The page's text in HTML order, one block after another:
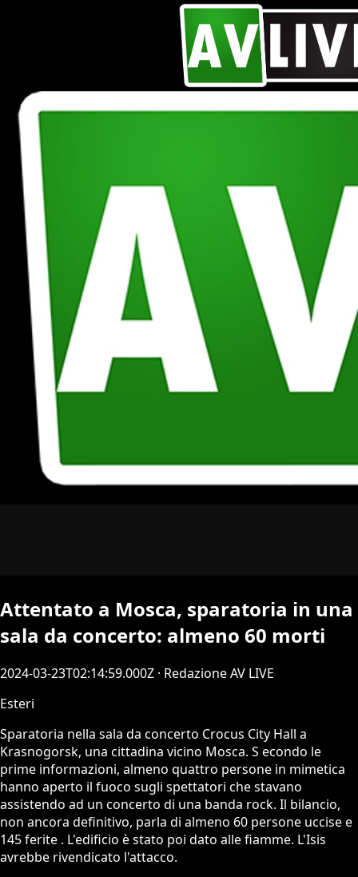
Attentato a Mosca, sparatoria in una
sala da concerto: almeno 60 morti
2024-03-23T02:14:59.000Z · Redazione AV LIVE
Esteri
Sparatoria nella sala da concerto Crocus City Hall a
Krasnogorsk, una cittadina vicino Mosca. S econdo le
prime informazioni, almeno quattro persone in mimetica
hanno aperto il fuoco sugli spettatori che stavano
assistendo ad un concerto di una banda rock. Il bilancio,
non ancora definitivo, parla di almeno 60 persone uccise e
145 ferite . L'edificio è stato poi dato alle fiamme. L'Isis
avrebbe rivendicato l'attacco.